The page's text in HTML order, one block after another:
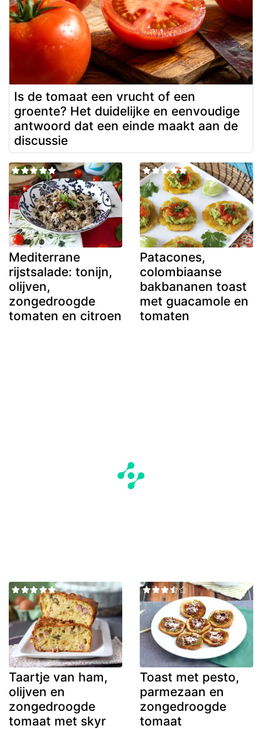
Is de tomaat een vrucht of een
groente? Het duidelijke en eenvoudige
antwoord dat een einde maakt aan de
discussie
Mediterrane
rijstsalade: tonijn,
olijven,
zongedroogde
tomaten en citroen
Patacones,
colombiaanse
bakbananen toast
met guacamole en
tomaten
Taartje van ham,
olijven en
zongedroogde
tomaat met skyr
Toast met pesto,
parmezaan en
zongedroogde
tomaat